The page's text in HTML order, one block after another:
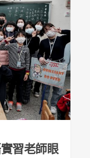
習老師眼